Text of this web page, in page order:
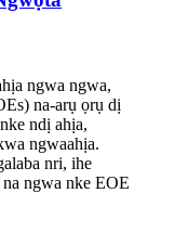
ngwa ngwa,
na-arụ ọrụ dị
ndị ahịa,
ngwaahịa.
nri, ihe
ngwa nke EOE